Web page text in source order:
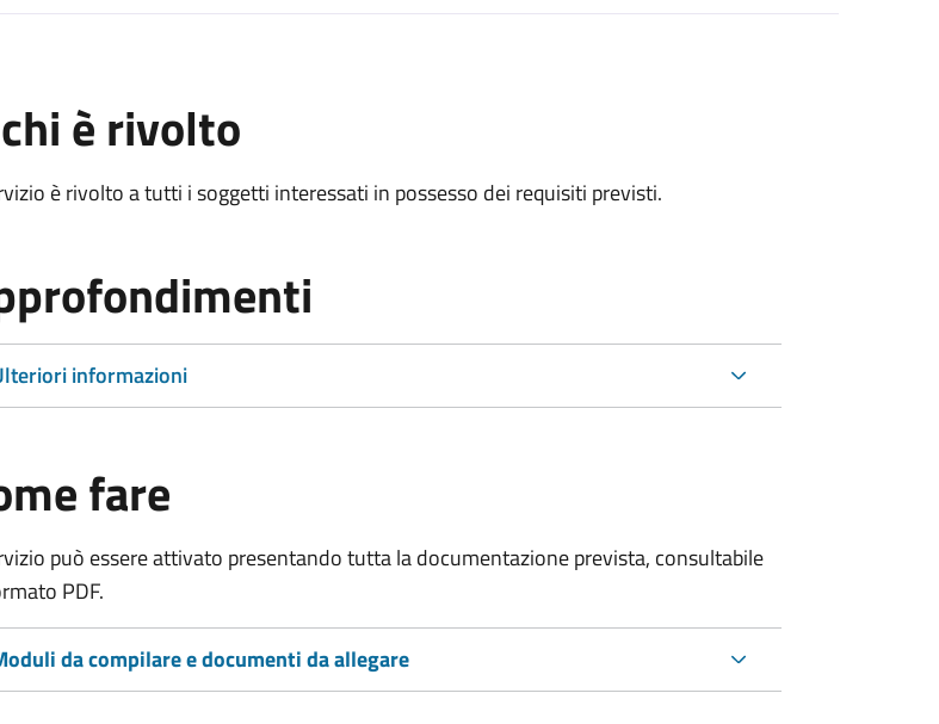
è rivolto
è rivolto a tutti i soggetti interessati in possesso dei requisiti previsti.
informazioni
fare
può essere attivato presentando tutta la documentazione prevista, consultabile
PDF.
da compilare e documenti da allegare